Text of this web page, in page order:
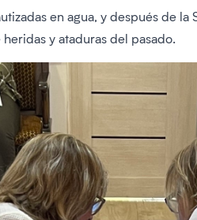
en agua, y después de
y ataduras del pasado.